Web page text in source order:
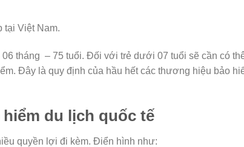
tại Việt Nam.
tháng – 75 tuổi. Đối với trẻ dưới 07 tuổi sẽ cần có
Đây là quy định của hầu hết các thương hiệu bảo
du lịch quốc tế
quyền lợi đi kèm. Điển hình như: